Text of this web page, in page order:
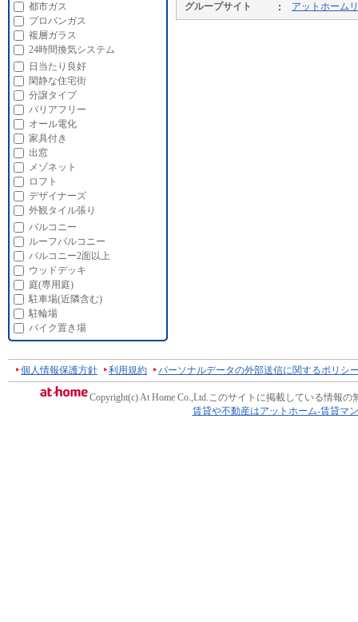
グループサイト
アットホーム
都市ガス
プロパンガス
複層ガラス
24時間換気システム
日当たり良好
閑静な住宅街
分譲タイプ
バリアフリー
オール電化
家具付き
出窓
メゾネット
ロフト
デザイナーズ
外観タイル張り
バルコニー
ルーフバルコニー
バルコニー2面以上
ウッドデッキ
庭(専用庭)
駐車場(近隣含む)
駐輪場
バイク置き場
個人情報保護方針 利用規約 パーソナルデータの外部送信に関するポリシ
Copyright(c) At Home Co.,Ltd.このサイトに掲載している情報の
賃貸や不動産はアットホーム-賃貸マ